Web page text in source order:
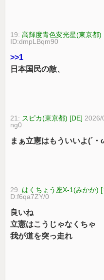
19:高輝度青色変光星(東京都)
ID:dmpLBqm90
>>1
日本国民の敵、
21: スピカ(東京都) [DE] 2026/
ng0
まぁ立憲はもういいよ(´
29: はくちょう座X-1(みかか) [
D:f6qa7ZY/0
良いね
立憲はこうじゃなくちゃ
我が道を突っ走れ